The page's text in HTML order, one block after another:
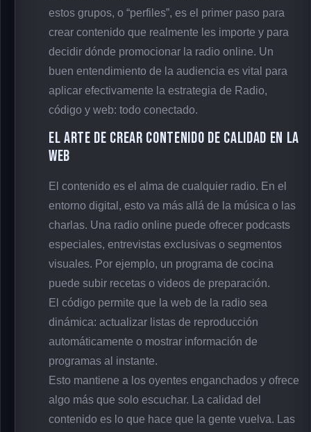
estos grupos, o “perfiles”, es el primer paso para
crear contenido que realmente les importe y para
decidir dónde promocionar la radio online. Un
buen entendimiento de la audiencia es vital para
aplicar efectivamente la estrategia de Radio,
código y web: todo conectado.
El arte de crear contenido de calidad en la
web
El contenido es el alma de cualquier radio. En el
entorno digital, esto va más allá de la música o las
charlas. Una radio online puede ofrecer podcasts
especiales, entrevistas exclusivas o segmentos
visuales. Por ejemplo, un programa de cocina
puede subir recetas o videos de preparación.
El código permite que la web de la radio sea
dinámica: actualizar listas de reproducción
automáticamente o mostrar información de
programas al instante.
Esto mantiene a los oyentes enganchados y ofrece
algo más que solo escuchar. La calidad del
contenido es lo que hace que la gente vuelva. Las